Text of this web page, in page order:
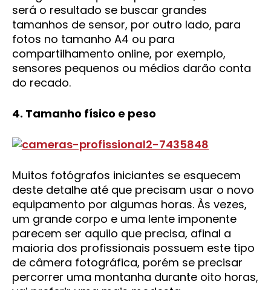
será o resultado se buscar grandes
tamanhos de sensor, por outro lado, para
fotos no tamanho A4 ou para
compartilhamento online, por exemplo,
sensores pequenos ou médios darão conta
do recado.
4. Tamanho físico e peso
Muitos fotógrafos iniciantes se esquecem
deste detalhe até que precisam usar o novo
equipamento por algumas horas. Às vezes,
um grande corpo e uma lente imponente
parecem ser aquilo que precisa, afinal a
maioria dos profissionais possuem este tipo
de câmera fotográfica, porém se precisar
percorrer uma montanha durante oito horas,